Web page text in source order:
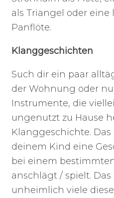
als Triangel oder eine
Panflöte.
Klanggeschichten
Such dir ein paar
der Wohnung oder
Instrumente, die
ungenutzt zu Hause
Klanggeschichte. Das
deinem Kind eine
bei einem
anschlägt / spielt.
unheimlich viele